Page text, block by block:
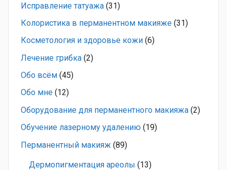
Исправление татуажа (31)
Колористика в перманентном макияже (31)
Косметология и здоровье кожи (6)
Лечение грибка (2)
Обо всём (45)
Обо мне (12)
Оборудование для перманентного макияжа (2)
Обучение лазерному удалению (19)
Перманентный макияж (89)
Дермопигментация ареолы (13)